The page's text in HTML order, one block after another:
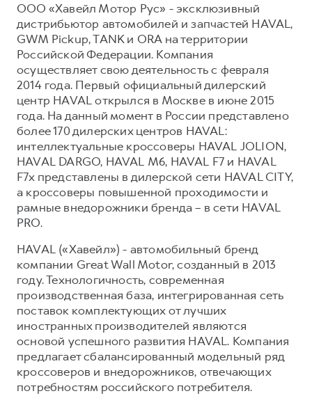
ООО «Хавейл Мотор Рус» - эксклюзивный
дистрибьютор автомобилей и запчастей HAVAL,
GWM Pickup, TANK и ORA на территории
Российской Федерации. Компания
осуществляет свою деятельность с февраля
2014 года. Первый официальный дилерский
центр HAVAL открылся в Москве в июне 2015
года. На данный момент в России представлено
более 170 дилерских центров HAVAL:
интеллектуальные кроссоверы HAVAL JOLION,
HAVAL DARGO, HAVAL М6, HAVAL F7 и HAVAL
F7x представлены в дилерской сети HAVAL CITY,
а кроссоверы повышенной проходимости и
рамные внедорожники бренда – в сети HAVAL
PRO.
HAVAL («Хавейл») - автомобильный бренд
компании Great Wall Motor, созданный в 2013
году. Технологичность, современная
производственная база, интегрированная сеть
поставок комплектующих от лучших
иностранных производителей являются
основой успешного развития HAVAL. Компания
предлагает сбалансированный модельный ряд
кроссоверов и внедорожников, отвечающих
потребностям российского потребителя.